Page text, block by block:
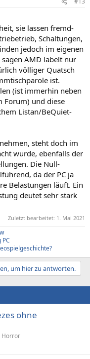
sie lassen fremd-
Schaltungen,
jedoch im eigenen
AMD labelt nur
völliger Quatsch
ist.
(ist immerhin neben
Forum) und diese
Listan/BeQuiet-
steht doch im
wurde, ebenfalls der
Die Null-
da der PC ja
Belastungen läuft. Ein
deutet sehr stark
Zuletzt bearbeitet: 1. Mai 2021
um hier zu antworten.
ohne
Horror